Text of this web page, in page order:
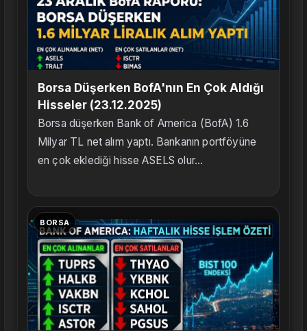
Borsa Düşerken BofA'nın En Çok Aldığı
Hisseler (23.12.2025)
Borsa düşerken Bank of America (BofA) 1.6
Milyar TL net alım yaptı. Bankanın portföyüne
en çok eklediği hisse ASELS olur...
BORSA